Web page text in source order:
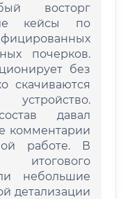
восторг
кейсы по
почерков.
без
скачиваются
давал
комментарии
работе. В
небольшие
детализации